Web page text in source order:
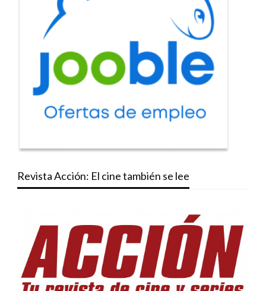
Revista Acción: El cine también se lee